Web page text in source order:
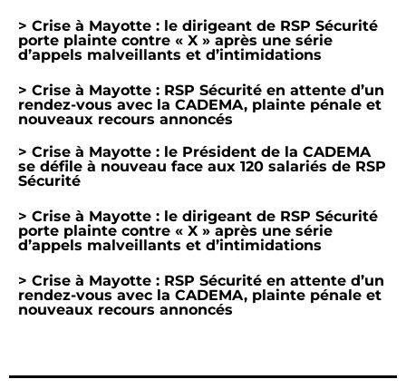
> Crise à Mayotte : le dirigeant de RSP Sécurité
porte plainte contre « X » après une série
d’appels malveillants et d’intimidations
> Crise à Mayotte : RSP Sécurité en attente d’un
rendez-vous avec la CADEMA, plainte pénale et
nouveaux recours annoncés
> Crise à Mayotte : le Président de la CADEMA
se défile à nouveau face aux 120 salariés de RSP
Sécurité
> Crise à Mayotte : le dirigeant de RSP Sécurité
porte plainte contre « X » après une série
d’appels malveillants et d’intimidations
> Crise à Mayotte : RSP Sécurité en attente d’un
rendez-vous avec la CADEMA, plainte pénale et
nouveaux recours annoncés